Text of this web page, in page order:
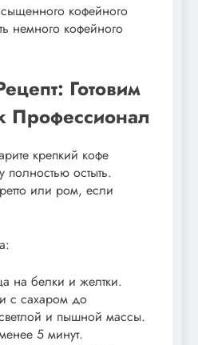
кофейного
немного кофейного
Готовим
Профессионал
крепкий кофе
полностью остыть.
или ром, если
на белки и желтки.
с сахаром до
и пышной массы.
5 минут.